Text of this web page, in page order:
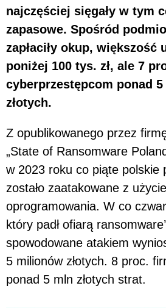
najczęściej sięgały w tym
zapasowe. Spośród
zapłaciły okup, większość
poniżej 100 tys. zł, ale 7
cyberprzestępcom ponad
złotych.
Z opublikowanego przez
„State of Ransomware
w 2023 roku co piąte polskie
zostało zaatakowane z
oprogramowania. W co
który padł ofiarą
spowodowane atakiem
5 milionów złotych. 8 proc.
ponad 5 mln złotych strat.